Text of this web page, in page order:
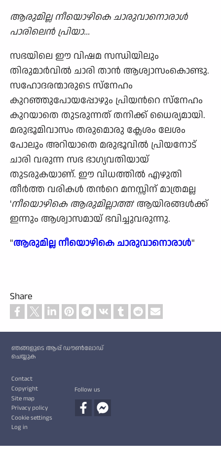
ആരുമില്ല നീയൊഴികെ ചാരുവാനൊരാള്‍
പാരിലെന്‍ പ്രിയാ...
സഭയിലെ ഈ വിഷമ സന്ധിയിലും
തിരുമാര്‍വില്‍ ചാരി താന്‍ ആശ്വാസംകൊണ്ടു.
സഹോദരന്മാരുടെ സ്നേഹം
കുറഞ്ഞുപോയപ്പോഴും പ്രിയന്‍റെ സ്നേഹം
കുറയാതെ തുടരുന്നത് തനിക്ക് ധൈര്യമായി.
മരുഭൂമിവാസം തരുമൊരു ക്ലേശം ലേശം
പോലും അറിയാതെ മരുഭൂവില്‍ പ്രിയനോട്
ചാരി വരുന്ന സഭ ഭാഗ്യവതിയായ്
തുടരുകയാണ്. ഈ വിധത്തില്‍ എഴുതി
തീര്‍ത്ത വരികള്‍ തന്‍റെ മനസ്സിന് മാത്രമല്ല
'നീയൊഴികെ ആരുമില്ലാത്ത' ആയിരങ്ങള്‍ക്ക്
ഇന്നും ആശ്വാസമായ് ഭവിച്ചുവരുന്നു.
"ആരുമില്ല നീയൊഴികെ ചാരുവാനൊരാള്‍"
Share
ഞങ്ങളുടെ ആപ്പ് ഡൗൺലോഡ്
ചെയ്യുക
Footer
Contact
Copyright
Site map
Privacy policy
Cookie settings
Log in
Follow us